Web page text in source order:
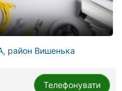
район Вишенька
Телефонувати